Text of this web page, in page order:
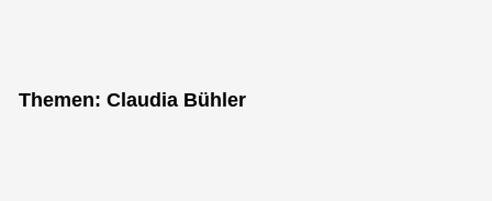
anderen
Themen: Claudia Bühler